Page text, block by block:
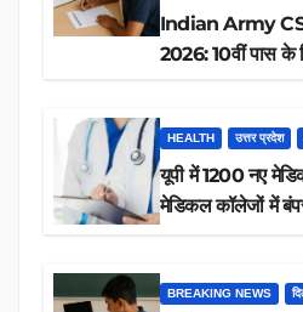
Indian Army
2026: 10वीं पास के
HEALTH उत्तर प्रदेश
यूपी में 1200 नए
मेडिकल कॉलेजों में
BREAKING NEWS